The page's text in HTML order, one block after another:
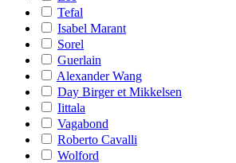
Tefal
Isabel Marant
Sorel
Guerlain
Alexander Wang
Day Birger et Mikkelsen
Iittala
Vagabond
Roberto Cavalli
Wolford